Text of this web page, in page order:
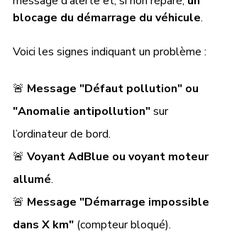
blocage du démarrage du véhicule.
Voici les signes indiquant un problème :
🚨 Message "Défaut pollution" ou
"Anomalie antipollution" sur
l’ordinateur de bord.
🚨 Voyant AdBlue ou voyant moteur
allumé.
🚨 Message "Démarrage impossible
dans X km" (compteur bloqué).